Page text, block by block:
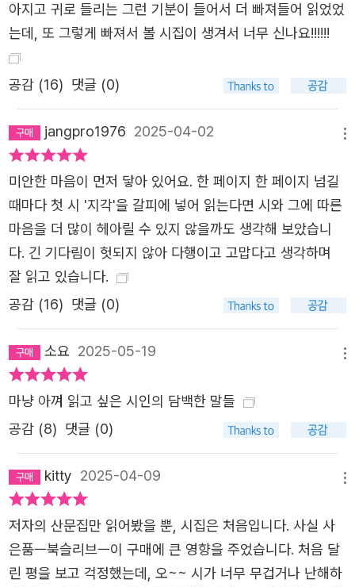
아지고 귀로 들리는 그런 기분이 들어서 더 빠져들어 읽었었
는데, 또 그렇게 빠져서 볼 시집이 생겨서 너무 신나요!!!!!!
공감 (16) 댓글 (0)
jangpro1976 2025-04-02
미안한 마음이 먼저 닿아 있어요. 한 페이지 한 페이지 넘길
때마다 첫 시 '지각'을 갈피에 넣어 읽는다면 시와 그에 따른
마음을 더 많이 헤아릴 수 있지 않을까도 생각해 보았습니
다. 긴 기다림이 헛되지 않아 다행이고 고맙다고 생각하며
잘 읽고 있습니다.
공감 (16) 댓글 (0)
소요 2025-05-19
마냥 아껴 읽고 싶은 시인의 담백한 말들
공감 (8) 댓글 (0)
kitty 2025-04-09
저자의 산문집만 읽어봤을 뿐, 시집은 처음입니다. 사실 사
은품ㅡ북슬리브ㅡ이 구매에 큰 영향을 주었습니다. 처음 달
린 평을 보고 걱정했는데, 오~~ 시가 너무 무겁거나 난해하